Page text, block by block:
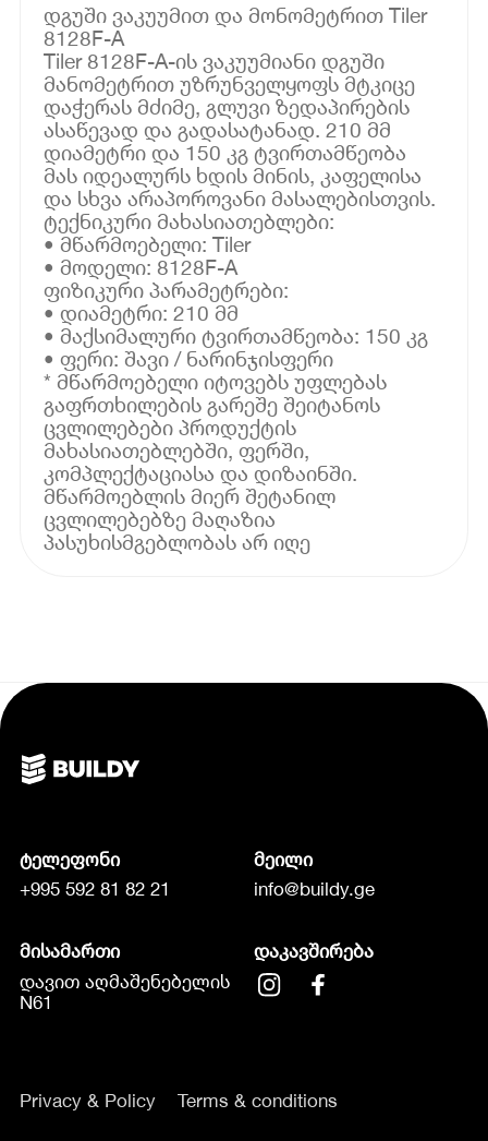
დგუში ვაკუუმით და მონომეტრით Tiler
8128F-A
Tiler 8128F-A-ის ვაკუუმიანი დგუში
მანომეტრით უზრუნველყოფს მტკიცე
დაჭერას მძიმე, გლუვი ზედაპირების
ასაწევად და გადასატანად. 210 მმ
დიამეტრი და 150 კგ ტვირთამწეობა
მას იდეალურს ხდის მინის, კაფელისა
და სხვა არაპოროვანი მასალებისთვის.
ტექნიკური მახასიათებლები:
• მწარმოებელი: Tiler
• მოდელი: 8128F-A
ფიზიკური პარამეტრები:
• დიამეტრი: 210 მმ
• მაქსიმალური ტვირთამწეობა: 150 კგ
• ფერი: შავი / ნარინჯისფერი
* მწარმოებელი იტოვებს უფლებას
გაფრთხილების გარეშე შეიტანოს
ცვლილებები პროდუქტის
მახასიათებლებში, ფერში,
კომპლექტაციასა და დიზაინში.
მწარმოებლის მიერ შეტანილ
ცვლილებებზე მაღაზია
პასუხისმგებლობას არ იღე
ტელეფონი
+995 592 81 82 21
მეილი
info@buildy.ge
მისამართი
დავით აღმაშენებელის
N61
დაკავშირება
Privacy & Policy Terms & conditions